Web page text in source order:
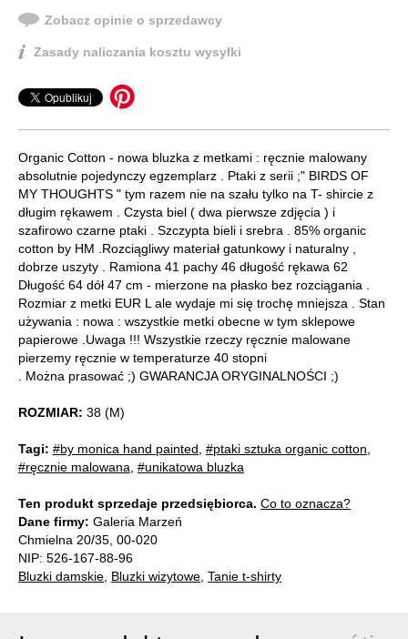
Zobacz opinie o sprzedawcy
Zasady naliczania kosztu wysyłki
Organic Cotton - nowa bluzka z metkami : ręcznie malowany
absolutnie pojedynczy egzemplarz . Ptaki z serii ;" BIRDS OF
MY THOUGHTS " tym razem nie na szału tylko na T- shircie z
długim rękawem . Czysta biel ( dwa pierwsze zdjęcia ) i
szafirowo czarne ptaki . Szczypta bieli i srebra . 85% organic
cotton by HM .Rozciągliwy materiał gatunkowy i naturalny ,
dobrze uszyty . Ramiona 41 pachy 46 długość rękawa 62
Długość 64 dół 47 cm - mierzone na płasko bez rozciągania .
Rozmiar z metki EUR L ale wydaje mi się trochę mniejsza . Stan
używania : nowa : wszystkie metki obecne w tym sklepowe
papierowe .Uwaga !!! Wszystkie rzeczy ręcznie malowane
pierzemy ręcznie w temperaturze 40 stopni
. Można prasować ;) GWARANCJA ORYGINALNOŚCI ;)
ROZMIAR: 38 (M)
Tagi: #by monica hand painted #ptaki sztuka organic cotton
#ręcznie malowana #unikatowa bluzka
Ten produkt sprzedaje przedsiębiorca. Co to oznacza?
Dane firmy: Galeria Marzeń
Chmielna 20/35, 00-020
NIP: 526-167-88-96
Bluzki damskie Bluzki wizytowe Tanie t-shirty